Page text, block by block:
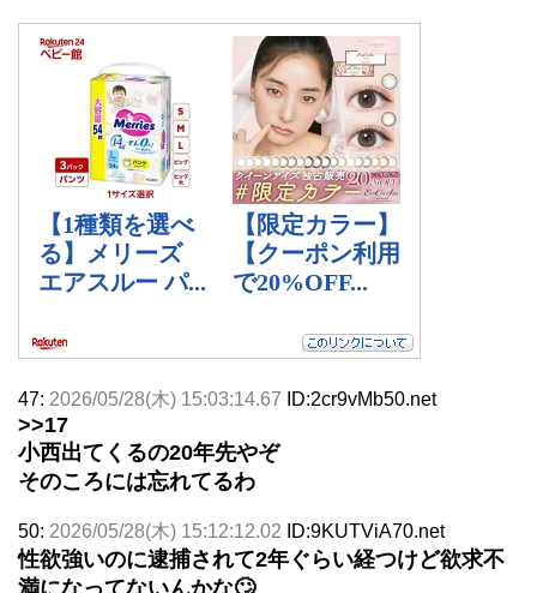
47: 2026/05/28(木) 15:03:14.67 ID:2cr9vMb50.net
>>17
小西出てくるの20年先やぞ
そのころには忘れてるわ
50: 2026/05/28(木) 15:12:12.02 ID:9KUTViA70.net
性欲強いのに逮捕されて2年ぐらい経つけど欲求不